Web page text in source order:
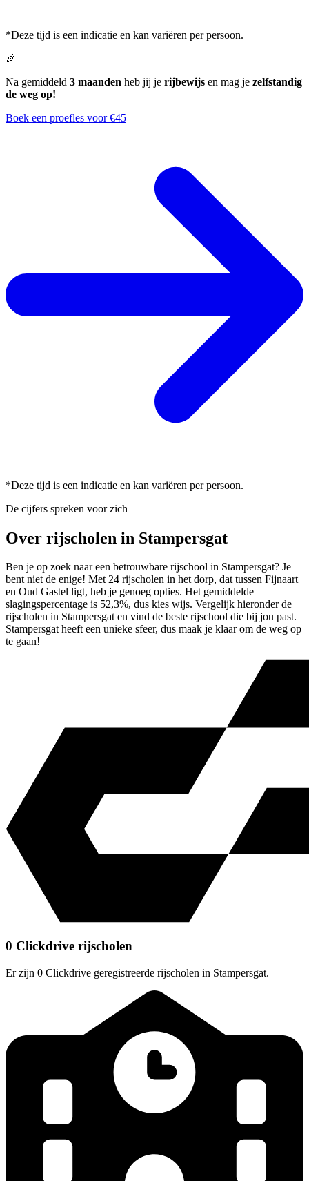
*Deze tijd is een indicatie en kan variëren per persoon.
🎉
Na gemiddeld 3 maanden heb jij je rijbewijs en mag je zelfstandig
de weg op!
Boek een proefles voor €45
*Deze tijd is een indicatie en kan variëren per persoon.
De cijfers spreken voor zich
Over rijscholen in Stampersgat
Ben je op zoek naar een betrouwbare rijschool in Stampersgat? Je
bent niet de enige! Met 24 rijscholen in het dorp, dat tussen Fijnaart
en Oud Gastel ligt, heb je genoeg opties. Het gemiddelde
slagingspercentage is 52,3%, dus kies wijs. Vergelijk hieronder de
rijscholen in Stampersgat en vind de beste rijschool die bij jou past.
Stampersgat heeft een unieke sfeer, dus maak je klaar om de weg op
te gaan!
0 Clickdrive rijscholen
Er zijn 0 Clickdrive geregistreerde rijscholen in Stampersgat.